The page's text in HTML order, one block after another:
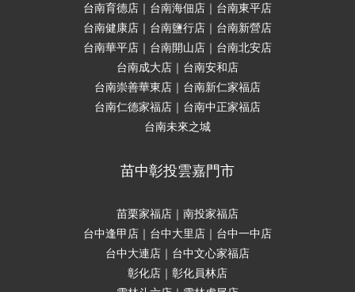
台南育德店｜台南海佃店｜台南東平店
台南健康店｜台南鹽行店｜台南新營店
台南華平店｜台南開山店｜台南北安店
台南成大店｜台南安和店
台南崇善華東店｜台南新仁家福店
台南仁德家福店｜台南中正家福店
台南未來之城
苗中彰投雲嘉門市
苗栗家福店｜南投家福店
台中逢甲店｜台中大里店｜台中一中店
台中大連店｜台中文心家福店
彰化店｜彰化員林店